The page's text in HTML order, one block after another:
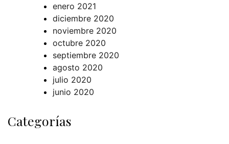
enero 2021
diciembre 2020
noviembre 2020
octubre 2020
septiembre 2020
agosto 2020
julio 2020
junio 2020
Categorías